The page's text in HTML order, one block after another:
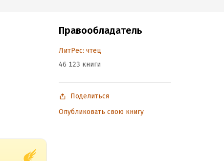
Правообладатель
ЛитРес: чтец
46 123 книги
Поделиться
Опубликовать свою книгу